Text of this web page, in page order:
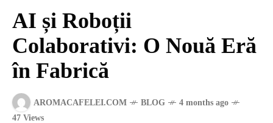
AI și Roboții
Colaborativi: O Nouă Eră
în Fabrică
AROMACAFELEI.COM BLOG
4 months ago
47 Views
ENGLISH
CONTENT
TRAVEL